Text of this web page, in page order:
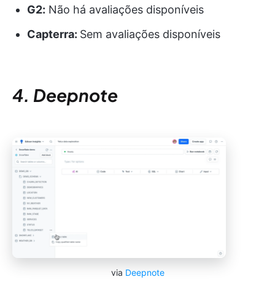
G2: Não há avaliações disponíveis
Capterra: Sem avaliações disponíveis
4. Deepnote
via Deepnote